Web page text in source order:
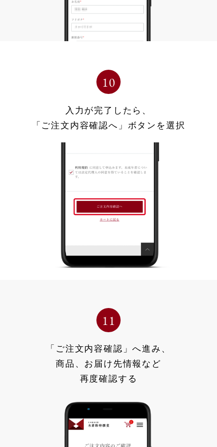
入力が完了したら、
「ご注文内容確認へ」ボタンを選択
「ご注文内容確認」へ進み、
商品、お届け先情報など
再度確認する